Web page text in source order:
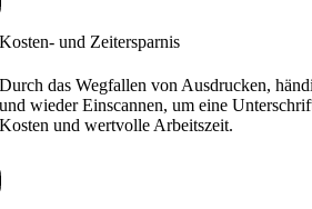
Kosten- und Zeitersparnis
Durch das Wegfallen von Ausdrucken,
und wieder Einscannen, um eine
Kosten und wertvolle Arbeitszeit.